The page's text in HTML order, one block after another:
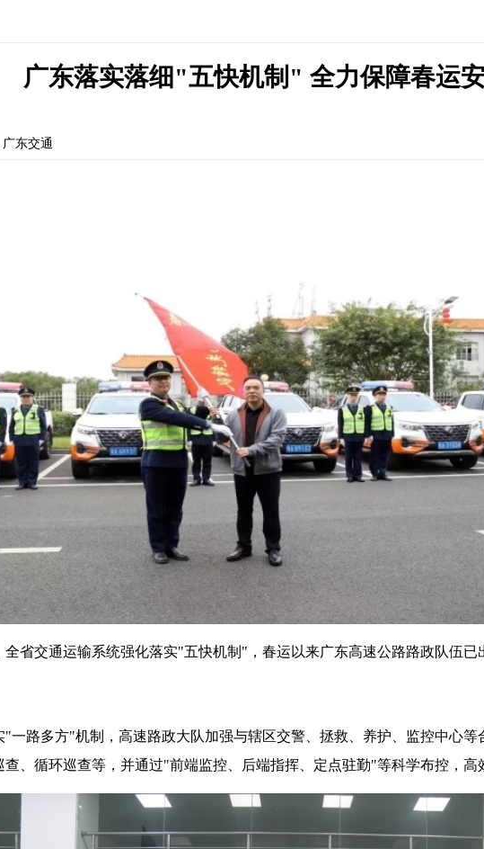
广东落实落细"五快机制" 全力保障春运
东交通
省交通运输系统强化落实"五快机制"，春运以来广东高速公路路政队伍已
一路多方"机制，高速路政大队加强与辖区交警、拯救、养护、监控中心
、循环巡查等，并通过"前端监控、后端指挥、定点驻勤"等科学布控，高